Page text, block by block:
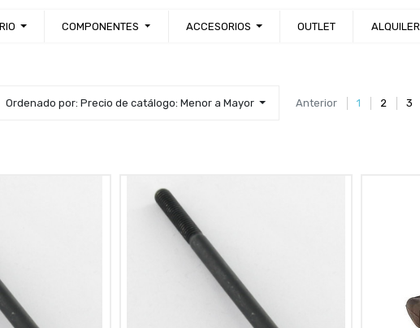
COMPONENTES ACCESORIOS OUTLET ALQUILER
Anterior 1 2 3
Ordenado por: Precio de catálogo: Menor a Mayor